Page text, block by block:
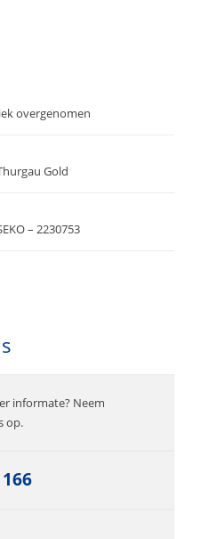
overgenomen
Gold
– 2230753
informate? Neem
op.